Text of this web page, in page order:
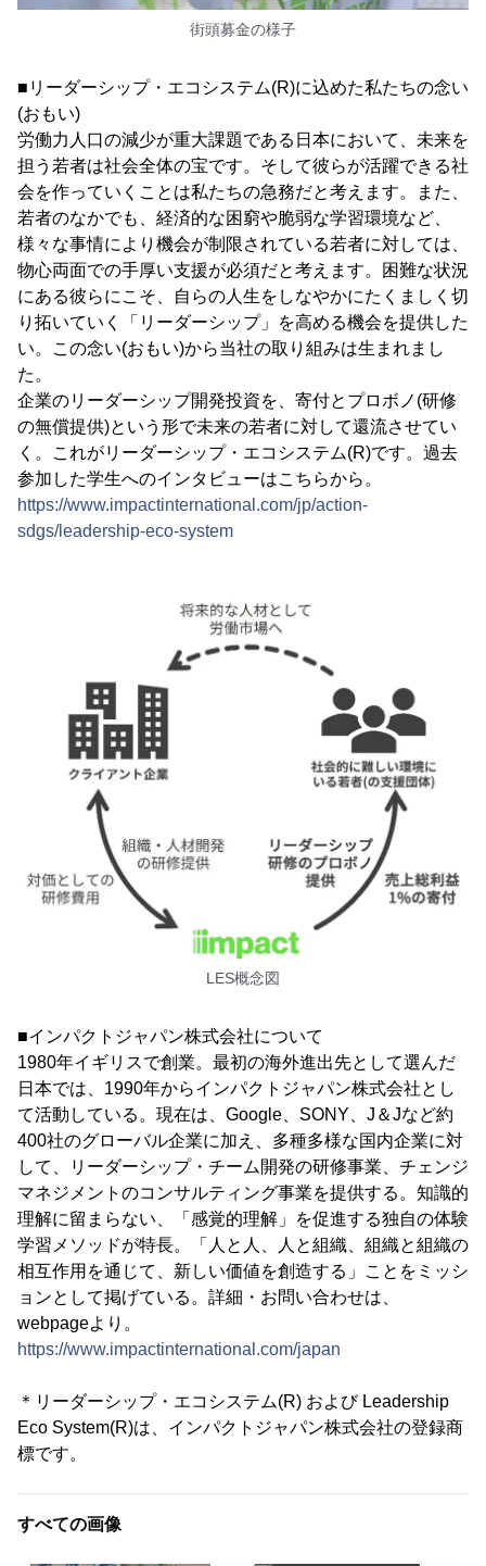
街頭募金の様子
■リーダーシップ・エコシステム(R)に込めた私たちの念い
(おもい)
労働力人口の減少が重大課題である日本において、未来を
担う若者は社会全体の宝です。そして彼らが活躍できる社
会を作っていくことは私たちの急務だと考えます。また、
若者のなかでも、経済的な困窮や脆弱な学習環境など、
様々な事情により機会が制限されている若者に対しては、
物心両面での手厚い支援が必須だと考えます。困難な状況
にある彼らにこそ、自らの人生をしなやかにたくましく切
り拓いていく「リーダーシップ」を高める機会を提供した
い。この念い(おもい)から当社の取り組みは生まれまし
た。
企業のリーダーシップ開発投資を、寄付とプロボノ(研修
の無償提供)という形で未来の若者に対して還流させてい
く。これがリーダーシップ・エコシステム(R)です。過去
参加した学生へのインタビューはこちらから。
https://www.impactinternational.com/jp/action-
sdgs/leadership-eco-system
LES概念図
■インパクトジャパン株式会社について
1980年イギリスで創業。最初の海外進出先として選んだ
日本では、1990年からインパクトジャパン株式会社とし
て活動している。現在は、Google、SONY、J＆Jなど約
400社のグローバル企業に加え、多種多様な国内企業に対
して、リーダーシップ・チーム開発の研修事業、チェンジ
マネジメントのコンサルティング事業を提供する。知識的
理解に留まらない、「感覚的理解」を促進する独自の体験
学習メソッドが特長。「人と人、人と組織、組織と組織の
相互作用を通じて、新しい価値を創造する」ことをミッシ
ョンとして掲げている。詳細・お問い合わせは、
webpageより。
https://www.impactinternational.com/japan
＊リーダーシップ・エコシステム(R) および Leadership
Eco System(R)は、インパクトジャパン株式会社の登録商
標です。
すべての画像